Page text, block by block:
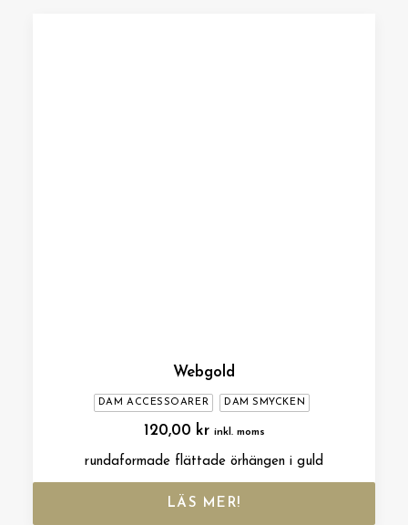
Webgold
DAM ACCESSOARER DAM SMYCKEN
120,00 kr inkl. moms
rundaformade flättade örhängen i guld
LÄS MER!